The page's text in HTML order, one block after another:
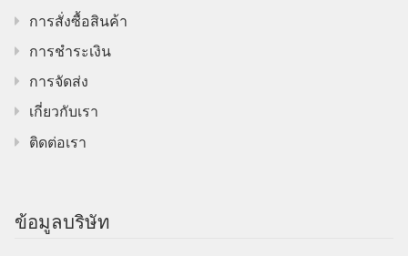
การสั่งซื้อสินค้า
การชำระเงิน
การจัดส่ง
เกี่ยวกับเรา
ติดต่อเรา
ข้อมูลบริษัท